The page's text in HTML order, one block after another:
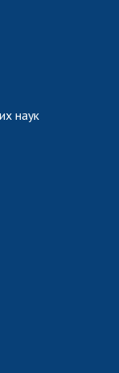
наук